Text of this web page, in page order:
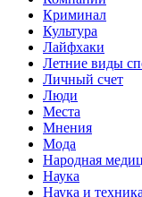
Криминал
Культура
Лайфхаки
Летние виды
Личный счет
Люди
Места
Мнения
Мода
Народная
Наука
Наука и техника